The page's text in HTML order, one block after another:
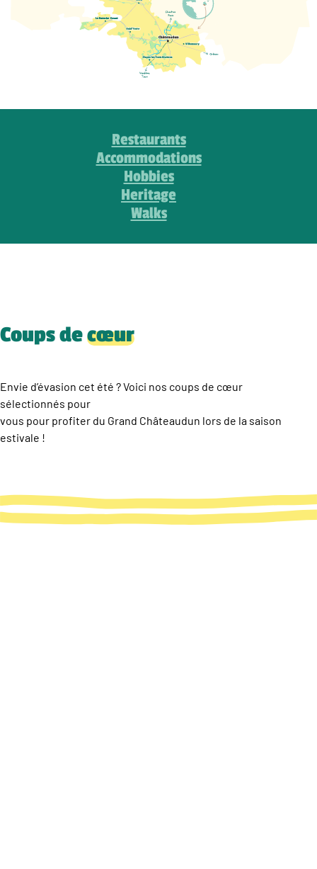
Restaurants
Accommodations
Hobbies
Heritage
Walks
Coups decœur
Envie d’évasion cet été ? Voici nos coups de cœur
sélectionnés pour
vous pour profiter du Grand Châteaudun lors de la saison
estivale !